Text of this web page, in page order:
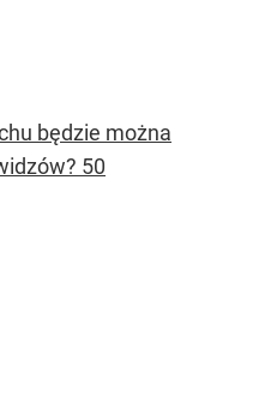
będzie można
50